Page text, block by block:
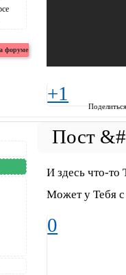
+1
И здесь что-
Может у Тебя
0